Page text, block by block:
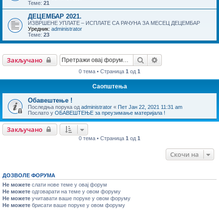
Теме: 21
ДЕЦЕМБАР 2021.
ИЗВРШЕНЕ УПЛАТЕ – ИСПЛАТЕ СА РАЧУНА ЗА МЕСЕЦ ДЕЦЕМБАР
Уредник: administrator
Теме: 23
Закључано Претрага
0 тема • Страница 1 од 1
Саопштења
Обавештење !
Последња порука од administrator « Пет Јан 22, 2021 11:31 am
Послато у ОБАВЕШТЕЊЕ за преузимање материјала !
Закључано
0 тема • Страница 1 од 1
Скочи на
ДОЗВОЛЕ ФОРУМА
Не можете слати нове теме у овај форум
Не можете одговарати на теме у овом форуму
Не можете учитавати ваше поруке у овом форуму
Не можете брисати ваше поруке у овом форуму